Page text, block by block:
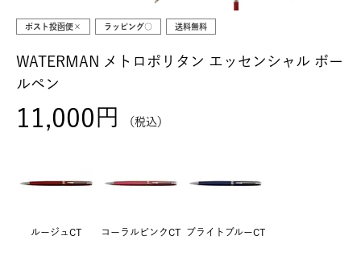
ポスト投函便× ラッピング○ 送料無料
WATERMAN メトロポリタン エッセンシャル ボー
ルペン
11,000 税込
ルージュCT コーラルピンクCT ブライトブルーCT